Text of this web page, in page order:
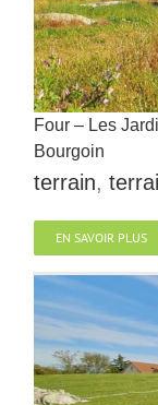
Four – Les
Bourgoin
terrain,
EN SAVOIR PLUS